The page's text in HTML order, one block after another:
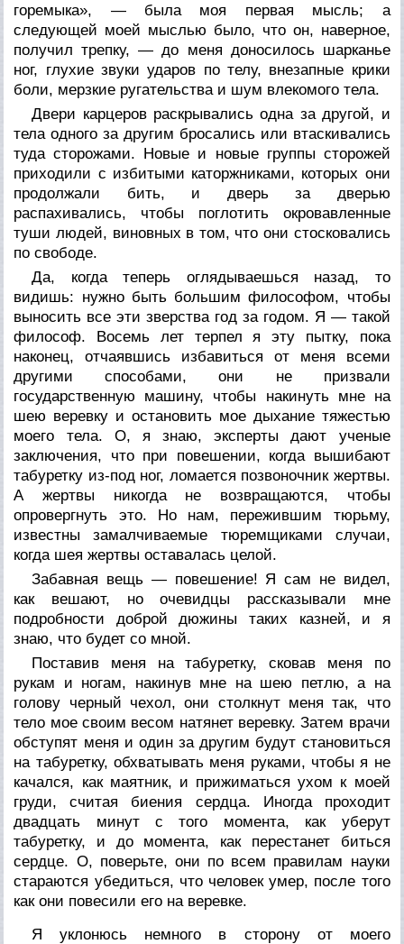
горемыка», — была моя первая мысль; а
следующей моей мыслью было, что он, наверное,
получил трепку, — до меня доносилось шарканье
ног, глухие звуки ударов по телу, внезапные крики
боли, мерзкие ругательства и шум влекомого тела.
Двери карцеров раскрывались одна за другой, и
тела одного за другим бросались или втаскивались
туда сторожами. Новые и новые группы сторожей
приходили с избитыми каторжниками, которых они
продолжали бить, и дверь за дверью
распахивались, чтобы поглотить окровавленные
туши людей, виновных в том, что они стосковались
по свободе.
Да, когда теперь оглядываешься назад, то
видишь: нужно быть большим философом, чтобы
выносить все эти зверства год за годом. Я — такой
философ. Восемь лет терпел я эту пытку, пока
наконец, отчаявшись избавиться от меня всеми
другими способами, они не призвали
государственную машину, чтобы накинуть мне на
шею веревку и остановить мое дыхание тяжестью
моего тела. О, я знаю, эксперты дают ученые
заключения, что при повешении, когда вышибают
табуретку из-под ног, ломается позвоночник жертвы.
А жертвы никогда не возвращаются, чтобы
опровергнуть это. Но нам, пережившим тюрьму,
известны замалчиваемые тюремщиками случаи,
когда шея жертвы оставалась целой.
Забавная вещь — повешение! Я сам не видел,
как вешают, но очевидцы рассказывали мне
подробности доброй дюжины таких казней, и я
знаю, что будет со мной.
Поставив меня на табуретку, сковав меня по
рукам и ногам, накинув мне на шею петлю, а на
голову черный чехол, они столкнут меня так, что
тело мое своим весом натянет веревку. Затем врачи
обступят меня и один за другим будут становиться
на табуретку, обхватывать меня руками, чтобы я не
качался, как маятник, и прижиматься ухом к моей
груди, считая биения сердца. Иногда проходит
двадцать минут с того момента, как уберут
табуретку, и до момента, как перестанет биться
сердце. О, поверьте, они по всем правилам науки
стараются убедиться, что человек умер, после того
как они повесили его на веревке.
Я уклонюсь немного в сторону от моего